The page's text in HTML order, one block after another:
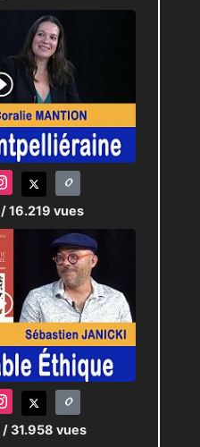
/ 16.219 vues
/ 31.958 vues